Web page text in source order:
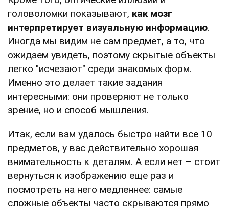
головоломки показывают, как мозг
интерпретирует визуальную информацию.
Иногда мы видим не сам предмет, а то, что
ожидаем увидеть, поэтому скрытые объекты
легко "исчезают" среди знакомых форм.
Именно это делает такие задания
интересными: они проверяют не только
зрение, но и способ мышления.
Итак, если вам удалось быстро найти все 10
предметов, у вас действительно хорошая
внимательность к деталям. А если нет – стоит
вернуться к изображению еще раз и
посмотреть на него медленнее: самые
сложные объекты часто скрываются прямо